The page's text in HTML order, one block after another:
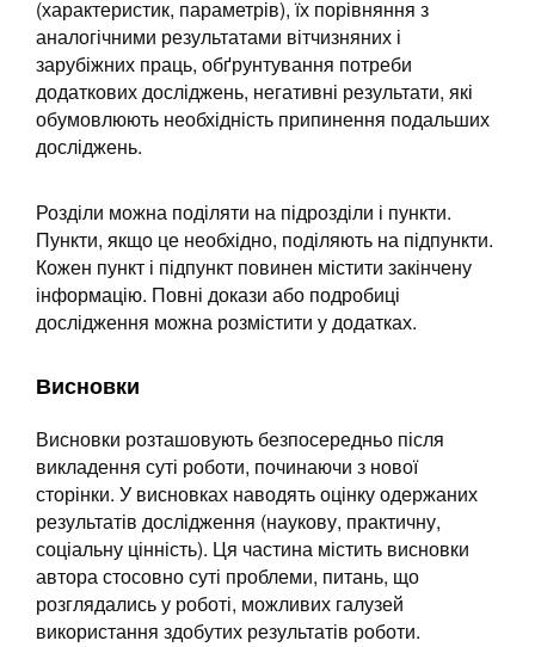
(характеристик, параметрів), їх порівняння з
аналогічними результатами вітчизняних і
зарубіжних праць, обґрунтування потреби
додаткових досліджень, негативні результати, які
обумовлюють необхідність припинення подальших
досліджень.
Розділи можна поділяти на підрозділи і пункти.
Пункти, якщо це необхідно, поділяють на підпункти.
Кожен пункт і підпункт повинен містити закінчену
інформацію. Повні докази або подробиці
дослідження можна розмістити у додатках.
Висновки
Висновки розташовують безпосередньо після
викладення суті роботи, починаючи з нової
сторінки. У висновках наводять оцінку одержаних
результатів дослідження (наукову, практичну,
соціальну цінність). Ця частина містить висновки
автора стосовно суті проблеми, питань, що
розглядались у роботі, можливих галузей
використання здобутих результатів роботи.